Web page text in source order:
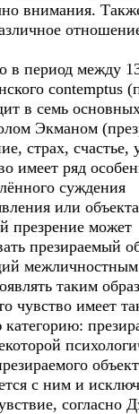
внимания.
в период между
contemptus
в семь
Экманом
страх, счастье,
имеет ряд
суждения
или
может
презираемый
межличностным
таким
чувство имеет
категорию:
с ним и
согласно